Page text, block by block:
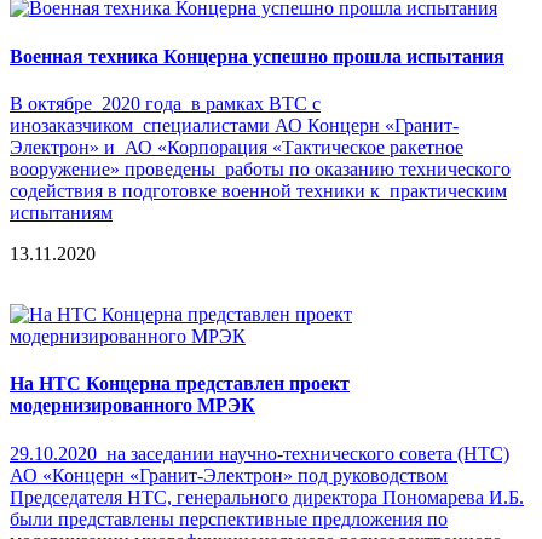
Военная техника Концерна успешно прошла испытания
В октябре 2020 года в рамках ВТС с
инозаказчиком специалистами АО Концерн «Гранит-
Электрон» и АО «Корпорация «Тактическое ракетное
вооружение» проведены работы по оказанию технического
содействия в подготовке военной техники к практическим
испытаниям
13.11.2020
На НТС Концерна представлен проект
модернизированного МРЭК
29.10.2020 на заседании научно-технического совета (НТС)
АО «Концерн «Гранит-Электрон» под руководством
Председателя НТС, генерального директора Пономарева И.Б.
были представлены перспективные предложения по